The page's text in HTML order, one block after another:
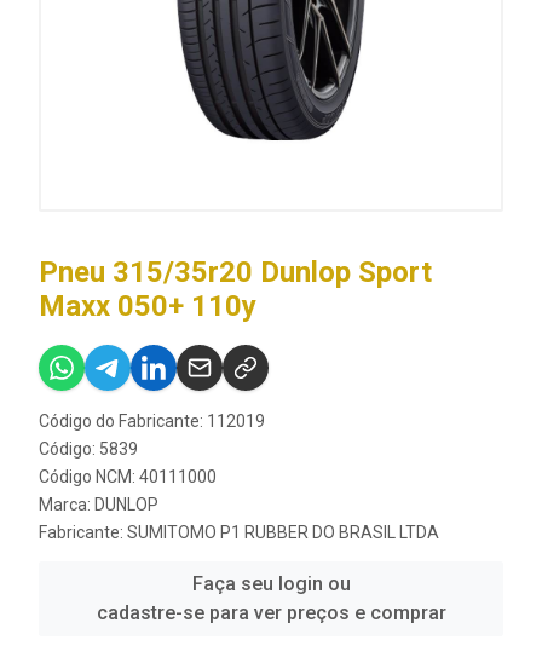
Pneu 315/35r20 Dunlop Sport
Maxx 050+ 110y
Código do Fabricante: 112019
Código: 5839
Código NCM: 40111000
Marca: DUNLOP
Fabricante: SUMITOMO P1 RUBBER DO BRASIL LTDA
Faça seu login ou
cadastre-se para ver preços e comprar